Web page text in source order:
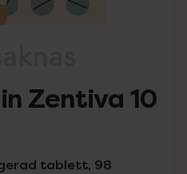
Zentiva 10
tablett, 98